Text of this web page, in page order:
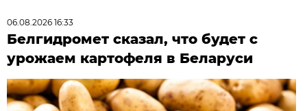
06.08.2026 16:33
Белгидромет сказал, что будет с
урожаем картофеля в Беларуси